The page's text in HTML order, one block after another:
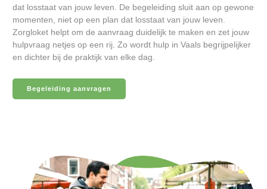
dat losstaat van jouw leven. De begeleiding sluit aan op gewone
momenten, niet op een plan dat losstaat van jouw leven.
Zorgloket helpt om de aanvraag duidelijk te maken en zet jouw
hulpvraag netjes op een rij. Zo wordt hulp in Vaals begrijpelijker
en dichter bij de praktijk van elke dag.
Begeleiding aanvragen